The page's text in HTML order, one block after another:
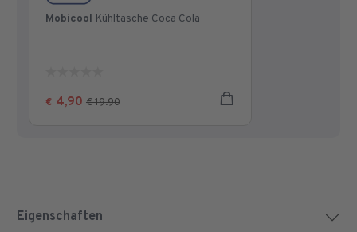
Mobicool Kühltasche Coca Cola
5
€ 4,90 € 19.90
Eigenschaften